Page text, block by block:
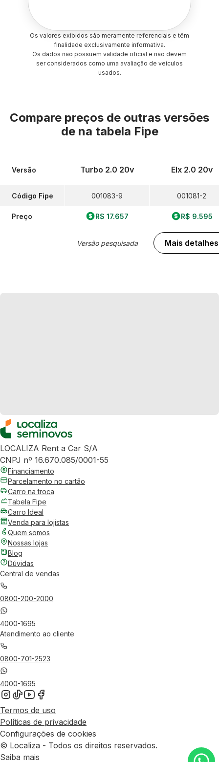
Os valores exibidos são meramente referenciais e têm
finalidade exclusivamente informativa.
Os dados não possuem validade oficial e não devem
ser considerados como uma avaliação de veículos
usados.
Compare preços de outras versões
de na tabela Fipe
Versão
Código Fipe
Preço
Turbo 2.0 20v
001083-9
R$ 17.657
Versão pesquisada
Elx 2.0 20v
001081-2
R$ 9.595
Mais detalhes
LOCALIZA Rent a Car S/A
CNPJ nº 16.670.085/0001-55
Financiamento
Parcelamento no cartão
Carro na troca
Tabela Fipe
Carro Ideal
Venda para lojistas
Quem somos
Nossas lojas
Blog
Dúvidas
Central de vendas
0800-200-2000
4000-1695
Atendimento ao cliente
0800-701-2523
4000-1695
Termos de uso
Políticas de privacidade
Configurações de cookies
© Localiza - Todos os direitos reservados.
Saiba mais